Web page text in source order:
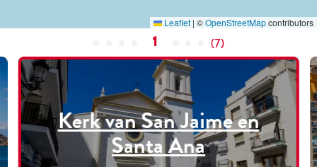
Leaflet | ©OpenStreetMapcontributors
1 (7)
Kerk van San Jaime en
Santa Ana